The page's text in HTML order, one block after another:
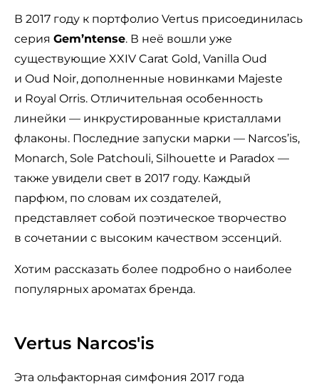
В 2017 году к портфолио Vertus присоединилась
серия Gem’ntense. В неё вошли уже
существующие XXIV Carat Gold, Vanilla Oud
и Oud Noir, дополненные новинками Majeste
и Royal Orris. Отличительная особенность
линейки — инкрустированные кристаллами
флаконы. Последние запуски марки — Narcos’is,
Monarch, Sole Patchouli, Silhouette и Paradox —
также увидели свет в 2017 году. Каждый
парфюм, по словам их создателей,
представляет собой поэтическое творчество
в сочетании с высоким качеством эссенций.
Хотим рассказать более подробно о наиболее
популярных ароматах бренда.
Vertus Narcos'is
Эта ольфакторная симфония 2017 года